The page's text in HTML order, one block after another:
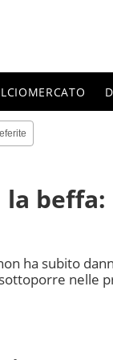
la
ha subito
nelle